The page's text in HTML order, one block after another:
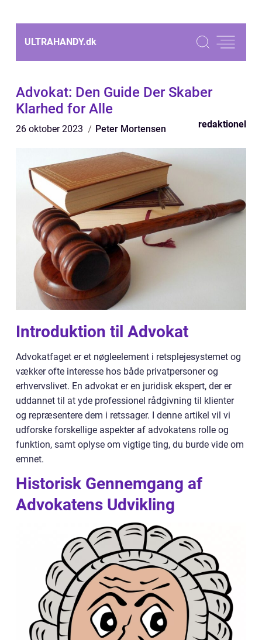
ULTRAHANDY.dk
Advokat: Den Guide Der Skaber
Klarhed for Alle
26 oktober 2023 Peter Mortensen redaktionel
Introduktion til Advokat
Advokatfaget er et nøgleelement i retsplejesystemet og
vækker ofte interesse hos både privatpersoner og
erhvervslivet. En advokat er en juridisk ekspert, der er
uddannet til at yde professionel rådgivning til klienter
og repræsentere dem i retssager. I denne artikel vil vi
udforske forskellige aspekter af advokatens rolle og
funktion, samt oplyse om vigtige ting, du burde vide om
emnet.
Historisk Gennemgang af
Advokatens Udvikling